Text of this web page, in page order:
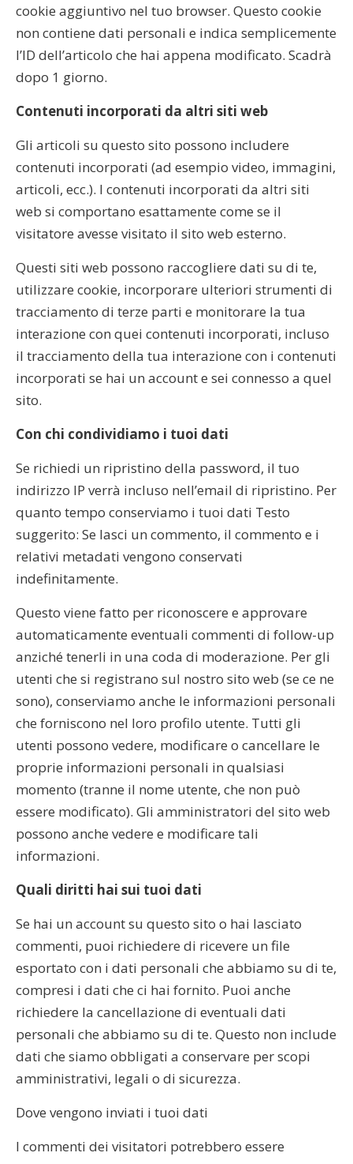
cookie aggiuntivo nel tuo browser. Questo cookie
non contiene dati personali e indica semplicemente
l’ID dell’articolo che hai appena modificato. Scadrà
dopo 1 giorno.
Contenuti incorporati da altri siti web
Gli articoli su questo sito possono includere
contenuti incorporati (ad esempio video, immagini,
articoli, ecc.). I contenuti incorporati da altri siti
web si comportano esattamente come se il
visitatore avesse visitato il sito web esterno.
Questi siti web possono raccogliere dati su di te,
utilizzare cookie, incorporare ulteriori strumenti di
tracciamento di terze parti e monitorare la tua
interazione con quei contenuti incorporati, incluso
il tracciamento della tua interazione con i contenuti
incorporati se hai un account e sei connesso a quel
sito.
Con chi condividiamo i tuoi dati
Se richiedi un ripristino della password, il tuo
indirizzo IP verrà incluso nell’email di ripristino. Per
quanto tempo conserviamo i tuoi dati Testo
suggerito: Se lasci un commento, il commento e i
relativi metadati vengono conservati
indefinitamente.
Questo viene fatto per riconoscere e approvare
automaticamente eventuali commenti di follow-up
anziché tenerli in una coda di moderazione. Per gli
utenti che si registrano sul nostro sito web (se ce ne
sono), conserviamo anche le informazioni personali
che forniscono nel loro profilo utente. Tutti gli
utenti possono vedere, modificare o cancellare le
proprie informazioni personali in qualsiasi
momento (tranne il nome utente, che non può
essere modificato). Gli amministratori del sito web
possono anche vedere e modificare tali
informazioni.
Quali diritti hai sui tuoi dati
Se hai un account su questo sito o hai lasciato
commenti, puoi richiedere di ricevere un file
esportato con i dati personali che abbiamo su di te,
compresi i dati che ci hai fornito. Puoi anche
richiedere la cancellazione di eventuali dati
personali che abbiamo su di te. Questo non include
dati che siamo obbligati a conservare per scopi
amministrativi, legali o di sicurezza.
Dove vengono inviati i tuoi dati
I commenti dei visitatori potrebbero essere